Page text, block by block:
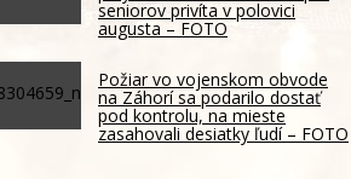
seniorov privíta v polovici
augusta – FOTO
Požiar vo vojenskom obvode
na Záhorí sa podarilo dostať
pod kontrolu, na mieste
zasahovali desiatky ľudí – FOTO